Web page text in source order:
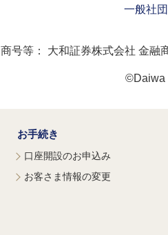
一般社
商号等： 大和証券株式会社 金融
©Daiwa
お手続き
口座開設のお申込み
お客さま情報の変更